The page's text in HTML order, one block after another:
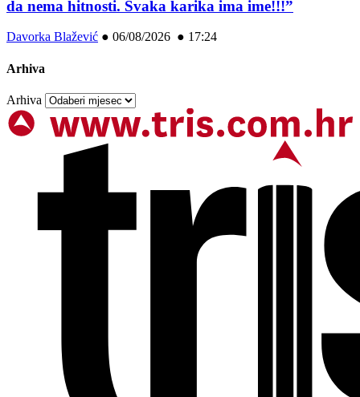
da nema hitnosti. Svaka karika ima ime!!!”
Davorka Blažević ● 06/08/2026 ● 17:24
Arhiva
Arhiva